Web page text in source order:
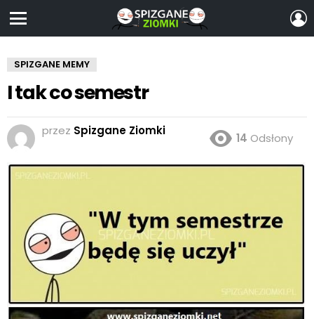
SPIZGANE MEMY
I tak co semestr
przez Spizgane Ziomki
14 Odsłony